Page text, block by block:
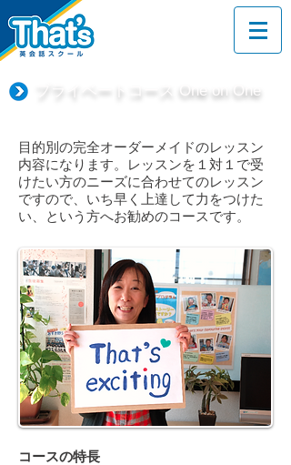
プライベートコース One on One
目的別の完全オーダーメイドのレッスン
内容になります。
レッスンを１対１で受
けたい方のニーズに合わせてのレッスン
ですので、 いち早く上達して力をつけた
い、という方へお勧めのコースです。
コースの特長